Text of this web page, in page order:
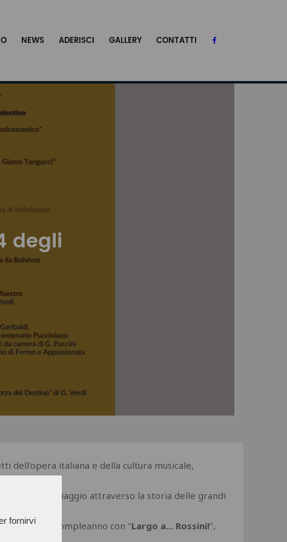
fornirvi
NEWS ADERISCI GALLERY CONTATTI
degli
dell'opera italiana e della cultura musicale,
", un viaggio attraverso la storia delle grandi
suo 232° compleanno con "Largo a... Rossini!",